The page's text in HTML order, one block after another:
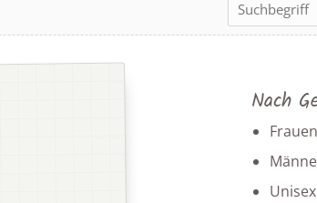
Nach
Frauen
Unisex